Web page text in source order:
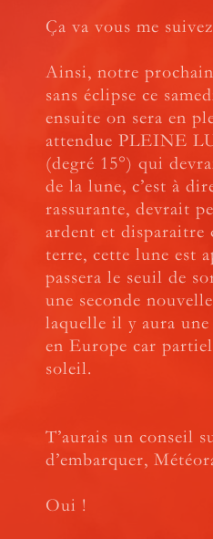
Ça va vous me
Ainsi, notre
sans éclipse ce
ensuite on sera en
attendue PLEINE
(degré 15°) qui
de la lune, c’est à
rassurante, devrait
ardent et disparaitre
terre, cette lune est
passera le seuil de
une seconde
laquelle il y aura
en Europe car
soleil.
T’aurais un conseil
d’embarquer,
Oui !